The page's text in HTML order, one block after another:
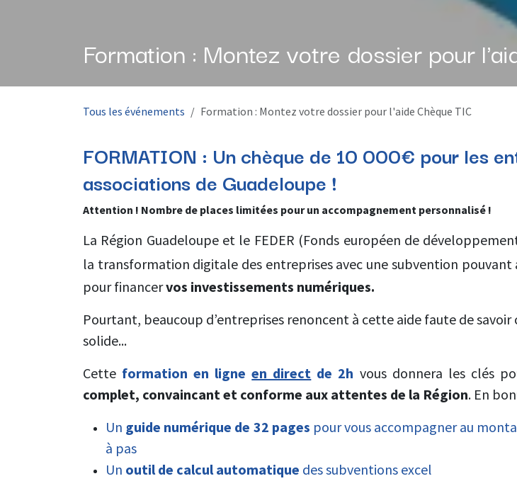
Formation : Montez votre dossier pour
Tous les événements Formation : Montez votre dossier pour l'aide Chèque TIC
FORMATION : Un chèque de 10 000€ pour les
associations de Guadeloupe !
Attention ! Nombre de places limitées pour un accompagnement personnalisé !
La Région Guadeloupe et le FEDER (Fonds européen de
la transformation digitale des entreprises avec une subvention pouvant
pour financervos investissements numériques.
Pourtant, beaucoup d’entreprises renoncent à cette aide faute de savoir
solide...
Cette formation en ligneen direct de 2h vous donnera les clés
complet, convaincant et conforme aux attentes de la Région. En
Un guide numérique de 32 pages pour vous accompagner au
à pas
Un outil de calcul automatique des subventions excel